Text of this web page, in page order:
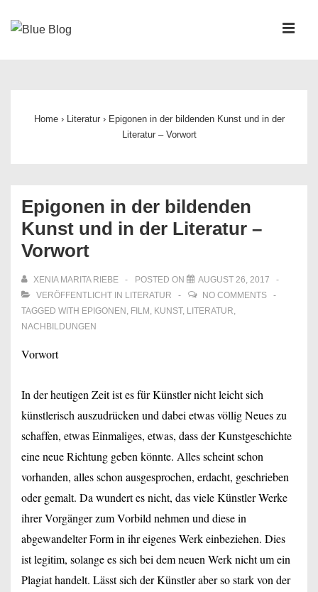
Zum
Home › Literatur › Epigonen in der bildenden Kunst und in der
Literatur – Vorwort
Epigonen in der bildenden
Kunst und in der Literatur –
Vorwort
XENIA MARITA RIEBE POSTED ON
AUGUST 26, 2017
VERÖFFENTLICHT IN LITERATUR
NO COMMENTS
TAGGED WITH EPIGONEN , FILM , KUNST, LITERATUR,
NACHBILDUNGEN
Vorwort
In der heutigen Zeit ist es für Künstler nicht leicht sich
künstlerisch auszudrücken und dabei etwas völlig Neues zu
schaffen, etwas Einmaliges, etwas, dass der Kunstgeschichte
eine neue Richtung geben könnte. Alles scheint schon
vorhanden, alles schon ausgesprochen, erdacht, geschrieben
oder gemalt. Da wundert es nicht, das viele Künstler Werke
ihrer Vorgänger zum Vorbild nehmen und diese in
abgewandelter Form in ihr eigenes Werk einbeziehen. Dies
ist legitim, solange es sich bei dem neuen Werk nicht um ein
Plagiat handelt. Lässt sich der Künstler aber so stark von der